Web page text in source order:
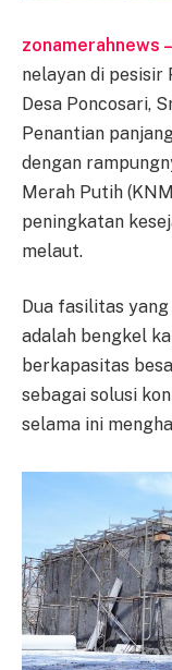
zonamerahnews –
nelayan di pesisir
Desa Poncosari,
Penantian
dengan
Merah Putih
peningkatan
melaut.
Dua fasilitas
adalah bengkel
berkapasitas
sebagai solusi
selama ini